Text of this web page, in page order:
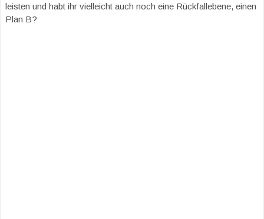
leisten und habt ihr vielleicht auch noch eine Rückfallebene, einen
Plan B?